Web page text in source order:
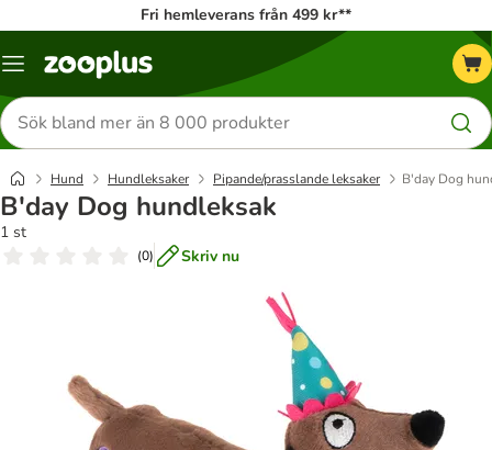
Fri hemleverans från 499 kr**
Katalogmeny
Sök
efter
produkter
Hund Hundleksaker Pipande/prasslande leksaker B'day Dog
B'day Dog hundleksak
1 st
(0) Skriv nu